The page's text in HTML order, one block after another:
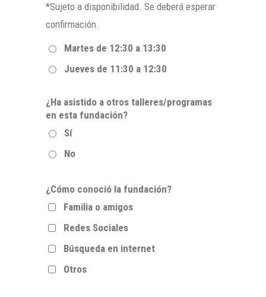
*Sujeto a disponibilidad. Se deberá esperar
confirmación.
Martes de 12:30 a 13:30
Jueves de 11:30 a 12:30
¿Ha asistido a otros talleres/programas
en esta fundación?
Sí
No
¿Cómo conoció la fundación?
Familia o amigos
Redes Sociales
Búsqueda en internet
Otros